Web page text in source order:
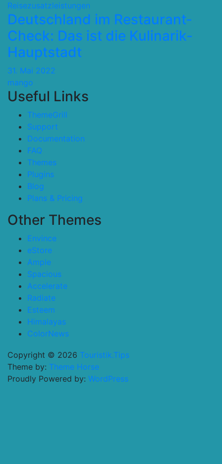
Reisezusatzleistungen
Deutschland im Restaurant-
Check: Das ist die Kulinarik-
Hauptstadt
31. Mai 2022
mango
Useful Links
ThemeGrill
Support
Documentation
FAQ
Themes
Plugins
Blog
Plans & Pricing
Other Themes
Envince
eStore
Ample
Spacious
Accelerate
Radiate
Esteem
Himalayas
ColorNews
Copyright © 2026 Touristik.Tips
Theme by: Theme Horse
Proudly Powered by: WordPress